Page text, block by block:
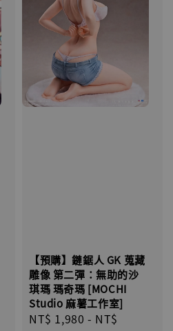
【預購】鏈鋸人 GK 蒐藏
雕像 第二彈：無助的沙
琪瑪 瑪奇瑪 [MOCHI
Studio 麻薯工作室]
Regular
NT$ 1,980 - NT$